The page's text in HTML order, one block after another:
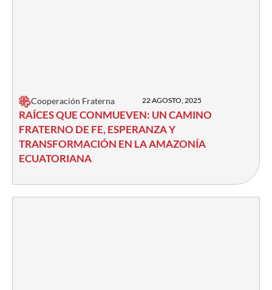
Cooperación Fraterna 22 AGOSTO, 2025
RAÍCES QUE CONMUEVEN: UN CAMINO
FRATERNO DE FE, ESPERANZA Y
TRANSFORMACIÓN EN LA AMAZONÍA
ECUATORIANA